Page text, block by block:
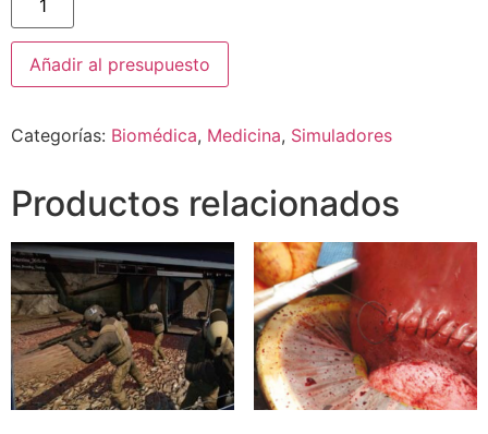
Añadir al presupuesto
Categorías: Biomédica, Medicina, Simuladores
Productos relacionados